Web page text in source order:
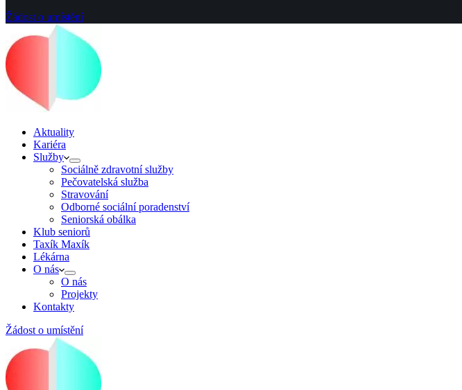
Žádost o umístění
Aktuality
Kariéra
Služby
Sociálně zdravotní služby
Pečovatelská služba
Stravování
Odborné sociální poradenství
Seniorská obálka
Klub seniorů
Taxík Maxík
Lékárna
O nás
O nás
Projekty
Kontakty
Žádost o umístění